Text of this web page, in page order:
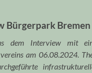
Bürgerpark Bremen
dem Interview mit
am 06.08.2024.